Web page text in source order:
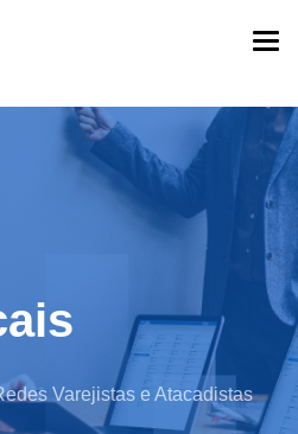
Varejistas e Atacadistas